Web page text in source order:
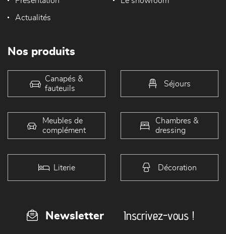
Actualités
Nos produits
Canapés &
fauteuils
Séjours
Meubles de
complément
Chambres &
dressing
Literie Décoration
Newsletter Inscrivez-vous !